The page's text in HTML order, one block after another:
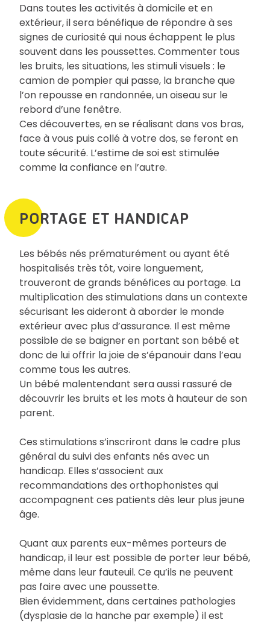
Dans toutes les activités à domicile et en
extérieur, il sera bénéfique de répondre à ses
signes de curiosité qui nous échappent le plus
souvent dans les poussettes. Commenter tous
les bruits, les situations, les stimuli visuels : le
camion de pompier qui passe, la branche que
l’on repousse en randonnée, un oiseau sur le
rebord d’une fenêtre.
Ces découvertes, en se réalisant dans vos bras,
face à vous puis collé à votre dos, se feront en
toute sécurité. L’estime de soi est stimulée
comme la confiance en l’autre.
PORTAGE ET HANDICAP
Les bébés nés prématurément ou ayant été
hospitalisés très tôt, voire longuement,
trouveront de grands bénéfices au portage. La
multiplication des stimulations dans un contexte
sécurisant les aideront à aborder le monde
extérieur avec plus d’assurance. Il est même
possible de se baigner en portant son bébé et
donc de lui offrir la joie de s’épanouir dans l’eau
comme tous les autres.
Un bébé malentendant sera aussi rassuré de
découvrir les bruits et les mots à hauteur de son
parent.
Ces stimulations s’inscriront dans le cadre plus
général du suivi des enfants nés avec un
handicap. Elles s’associent aux
recommandations des orthophonistes qui
accompagnent ces patients dès leur plus jeune
âge.
Quant aux parents eux-mêmes porteurs de
handicap, il leur est possible de porter leur bébé,
même dans leur fauteuil. Ce qu’ils ne peuvent
pas faire avec une poussette.
Bien évidemment, dans certaines pathologies
(dysplasie de la hanche par exemple) il est